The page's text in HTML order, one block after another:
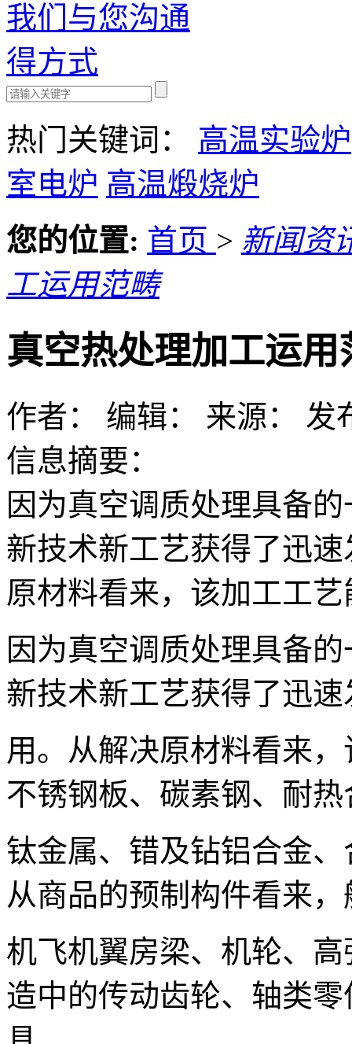
热门关键词： 高温实验炉
室电炉 高温煅烧炉
您的位置: 首页 > 新闻资
工运用范畴
真空热处理加工运用
作者： 编辑： 来源： 发
信息摘要：
因为真空调质处理具备
新技术新工艺获得了迅
原材料看来，该加工工
因为真空调质处理具备
新技术新工艺获得了迅
用。从解决原材料看来
不锈钢板、碳素钢、耐
钛金属、错及钻铝合金
从商品的预制构件看来
机飞机翼房梁、机轮、
造中的传动齿轮、轴类